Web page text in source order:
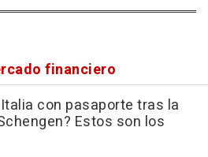
financiero
con pasaporte tras la
Estos son los